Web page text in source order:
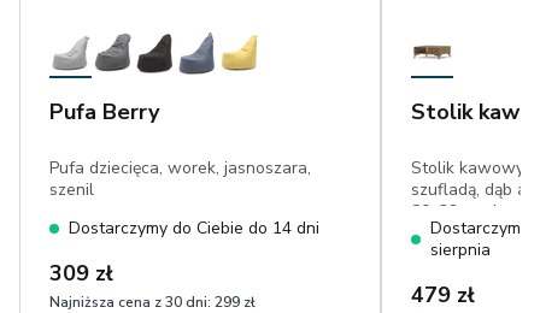
Pufa Berry
Pufa dziecięca, worek, jasnoszara,
szenil
Dostarczymy do Ciebie do 14 dni
309 zł
Najniższa cena z 30 dni: 299 zł
Stolik
Stolik kawowy
szufladą, dąb
80x32 cm,
Dostarczymy
sierpnia
479 zł